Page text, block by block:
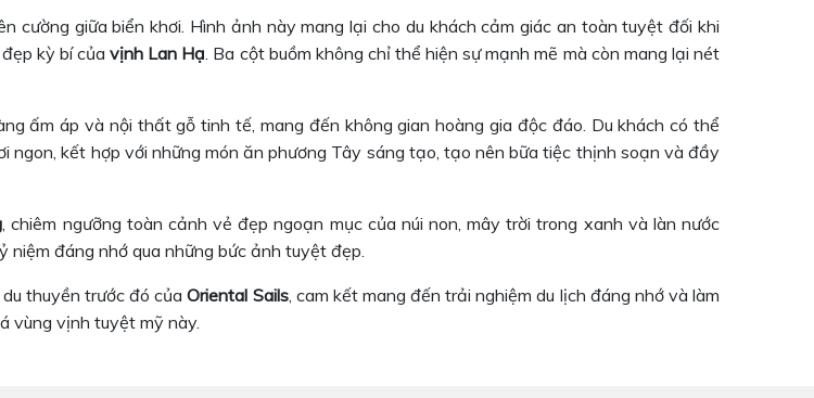
cường giữa biển khơi. Hình ảnh này mang lại cho du khách cảm giác an toàn tuyệt đối khi
đẹp kỳ bí củavịnh Lan Hạ. Ba cột buồm không chỉ thể hiện sự mạnh mẽ mà còn mang lại nét
ấm áp và nội thất gỗ tinh tế, mang đến không gian hoàng gia độc đáo. Du khách có thể
kết hợp với những món ăn phương Tây sáng tạo, tạo nên bữa tiệc thịnh soạn và đầy
, chiêm ngưỡng toàn cảnh vẻ đẹp ngoạn mục của núi non, mây trời trong xanh và làn nước
niệm đáng nhớ qua những bức ảnh tuyệt đẹp.
thuyền trước đó củaOriental Sails, cam kết mang đến trải nghiệm du lịch đáng nhớ và làm
vùng vịnh tuyệt mỹ này.